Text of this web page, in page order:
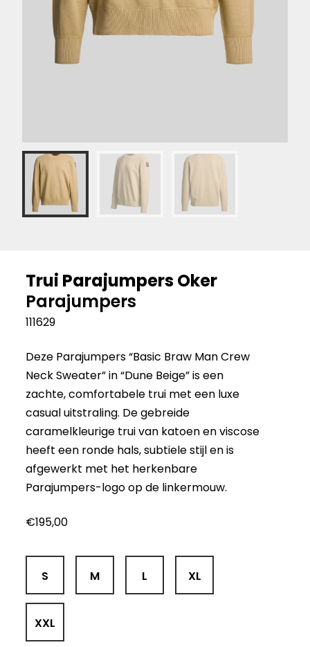
Trui Parajumpers Oker
Parajumpers
111629
Deze Parajumpers “Basic Braw Man Crew
Neck Sweater” in “Dune Beige” is een
zachte, comfortabele trui met een luxe
casual uitstraling. De gebreide
caramelkleurige trui van katoen en viscose
heeft een ronde hals, subtiele stijl en is
afgewerkt met het herkenbare
Parajumpers-logo op de linkermouw.
€195,00
S M L XL
XXL